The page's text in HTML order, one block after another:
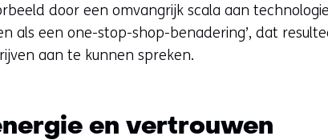
door een omvangrijk scala aan
als een one-stop-shop-benadering’, dat
aan te kunnen spreken.
en vertrouwen